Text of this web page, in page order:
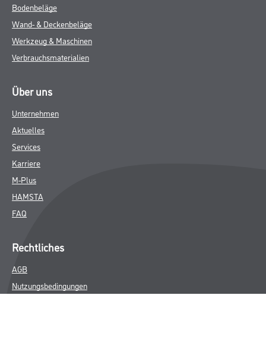
Bodenbeläge
Wand- & Deckenbeläge
Werkzeug & Maschinen
Verbrauchsmaterialien
Über uns
Unternehmen
Aktuelles
Services
Karriere
M-Plus
HAMSTA
FAQ
Rechtliches
AGB
Nutzungsbedingungen